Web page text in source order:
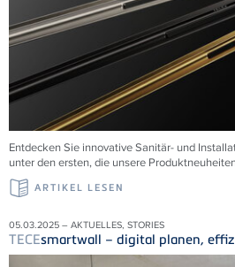
Entdecken Sie innovative Sanitär- und
unter den ersten, die unsere
ARTIKEL LESEN
05.03.2025 – AKTUELLES, STORIES
TECEsmartwall – digital planen,